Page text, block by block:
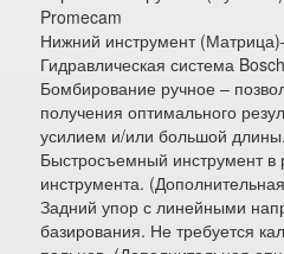
Promecam
Нижний инструмент
Гидравлическая система
Бомбирование ручное –
получения оптимального
усилием и/или большой
Быстросъемный инструмент в
инструмента.
Задний упор с линейными
базирования. Не требуется